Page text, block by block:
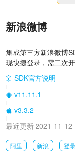
新浪微博
集成第三方新浪微博
现快捷登录，需二次开
SDK官方说明
v11.11.1
v3.3.2
最近更新 2021-11-12
阿里 新浪 登录